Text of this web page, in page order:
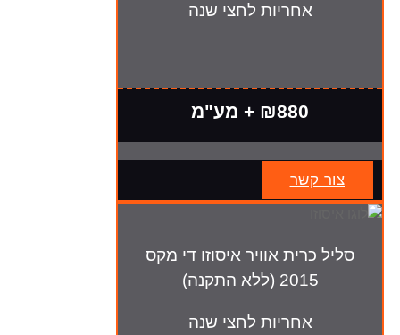
אחריות לחצי שנה
₪880 + מע"מ
צור קשר
סליל כרית אוויר איסוזו די מקס
2015 (ללא התקנה)
אחריות לחצי שנה